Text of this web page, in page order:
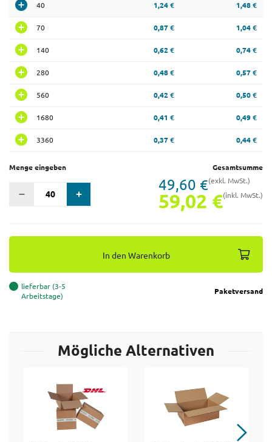
40 1,24 € 1,48 €
70 0,87 € 1,04 €
140 0,62 € 0,74 €
280 0,48 € 0,57 €
560 0,42 € 0,50 €
1680 0,41 € 0,49 €
3360 0,37 € 0,44 €
Menge eingeben Gesamtsumme
49,60 €(exkl. MwSt.)
59,02 €(inkl. MwSt.)
In den Warenkorb
lieferbar (3-5
Arbeitstage)
Paketversand
Mögliche Alternativen